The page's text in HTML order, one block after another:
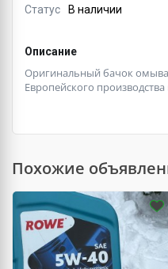
Статус
В наличии
Описание
Оригинальный бачок
Европейского
Похожие